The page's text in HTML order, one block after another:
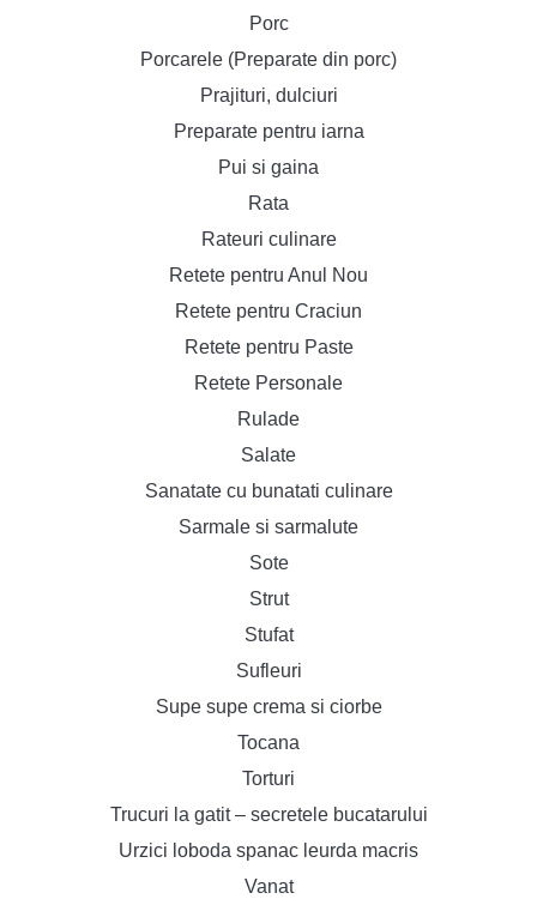
Porc
Porcarele (Preparate din porc)
Prajituri, dulciuri
Preparate pentru iarna
Pui si gaina
Rata
Rateuri culinare
Retete pentru Anul Nou
Retete pentru Craciun
Retete pentru Paste
Retete Personale
Rulade
Salate
Sanatate cu bunatati culinare
Sarmale si sarmalute
Sote
Strut
Stufat
Sufleuri
Supe supe crema si ciorbe
Tocana
Torturi
Trucuri la gatit – secretele bucatarului
Urzici loboda spanac leurda macris
Vanat